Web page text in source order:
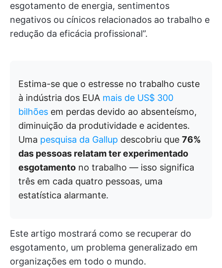
esgotamento de energia, sentimentos
negativos ou cínicos relacionados ao trabalho e
redução da eficácia profissional”.
Estima-se que o estresse no trabalho custe
à indústria dos EUA mais de US$ 300
bilhões em perdas devido ao absenteísmo,
diminuição da produtividade e acidentes.
Uma pesquisa da Gallup descobriu que 76%
das pessoas relatam ter experimentado
esgotamento no trabalho — isso significa
três em cada quatro pessoas, uma
estatística alarmante.
Este artigo mostrará como se recuperar do
esgotamento, um problema generalizado em
organizações em todo o mundo.